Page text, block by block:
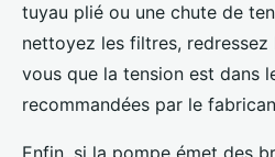
tuyau plié ou une chute de
nettoyez les filtres,
vous que la tension est dans
recommandées par le